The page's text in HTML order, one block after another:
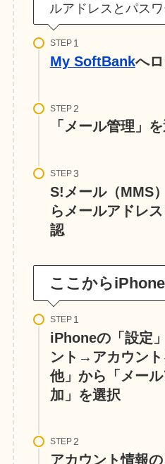
ルアドレスとパス
STEP
My SoftBankへ
STEP
「メール管理」
STEP
S!メール（MMS
らメールアドレ
認
ここから
STEP
iPhoneの「設定
ント→アカウン
他」から「メー
加」を選択
STEP
アカウント情報